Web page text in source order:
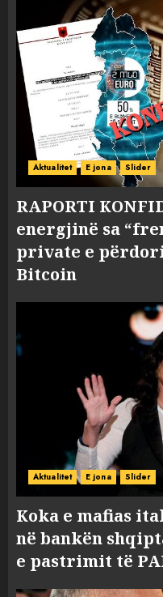
Aktualitet E jona Slider
RAPORTI
energjinë sa
private e
Bitcoin
Aktualitet E jona Slider
Koka e mafias
në bankën
e pastrimit të